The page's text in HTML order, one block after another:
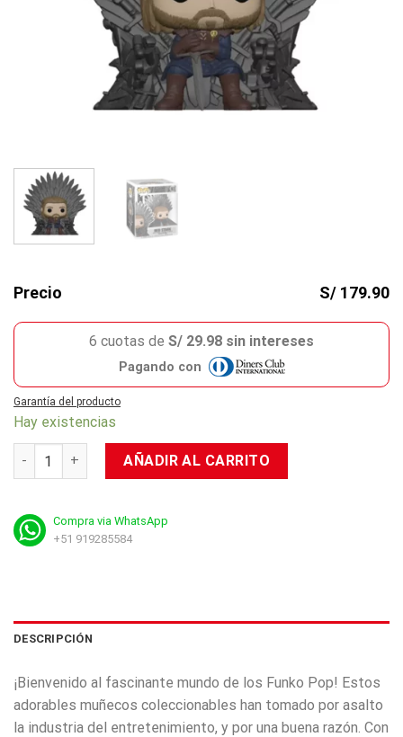
Precio S/ 179.90
6 cuotas de S/ 29.98 sin intereses
Pagando con
Garantía del producto
Hay existencias
Pop Deluxe: Game Of Thrones - Ned Stark On Throne
AÑADIR AL CARRITO
Compra via WhatsApp
+51 919285584
DESCRIPCIÓN
¡Bienvenido al fascinante mundo de los Funko Pop! Estos
adorables muñecos coleccionables han tomado por asalto
la industria del entretenimiento, y por una buena razón. Con